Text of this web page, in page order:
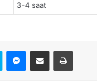
3-4 saat
Skype Messenger
E-Posta ile paylaş Yazdır